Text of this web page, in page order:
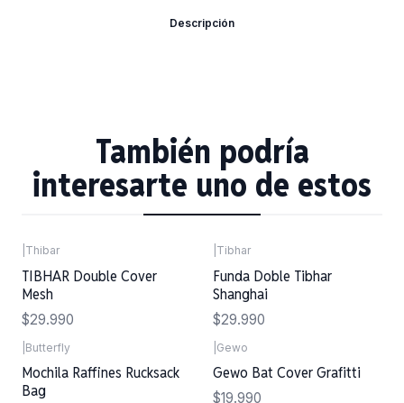
Descripción
También podría
interesarte uno de estos
Thibar
TIBHAR Double Cover
Mesh
$29.990
Tibhar
Funda Doble Tibhar
Shanghai
$29.990
Butterfly
Mochila Raffines Rucksack
Bag
Gewo
Gewo Bat Cover Grafitti
$19.990